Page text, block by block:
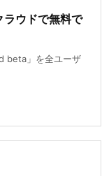
ウドで無料で
beta」を全ユーザ